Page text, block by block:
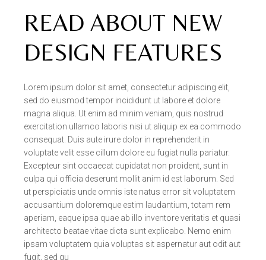
READ ABOUT NEW
DESIGN FEATURES
Lorem ipsum dolor sit amet, consectetur adipiscing elit,
sed do eiusmod tempor incididunt ut labore et dolore
magna aliqua. Ut enim ad minim veniam, quis nostrud
exercitation ullamco laboris nisi ut aliquip ex ea commodo
consequat. Duis aute irure dolor in reprehenderit in
voluptate velit esse cillum dolore eu fugiat nulla pariatur.
Excepteur sint occaecat cupidatat non proident, sunt in
culpa qui officia deserunt mollit anim id est laborum. Sed
ut perspiciatis unde omnis iste natus error sit voluptatem
accusantium doloremque estim laudantium, totam rem
aperiam, eaque ipsa quae ab illo inventore veritatis et quasi
architecto beatae vitae dicta sunt explicabo. Nemo enim
ipsam voluptatem quia voluptas sit aspernatur aut odit aut
fugit, sed qu